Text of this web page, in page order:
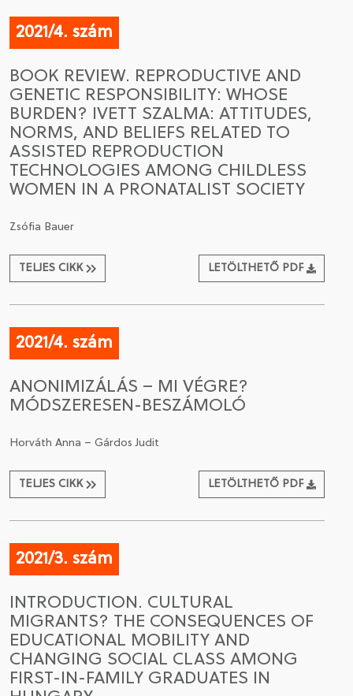
2021/4. szám
BOOK REVIEW. REPRODUCTIVE AND
GENETIC RESPONSIBILITY: WHOSE
BURDEN? IVETT SZALMA: ATTITUDES,
NORMS, AND BELIEFS RELATED TO
ASSISTED REPRODUCTION
TECHNOLOGIES AMONG CHILDLESS
WOMEN IN A PRONATALIST SOCIETY
Zsófia Bauer
TELJES CIKK LETÖLTHETŐ PDF
2021/4. szám
ANONIMIZÁLÁS – MI VÉGRE?
MÓDSZERESEN-BESZÁMOLÓ
Horváth Anna – Gárdos Judit
TELJES CIKK LETÖLTHETŐ PDF
2021/3. szám
INTRODUCTION. CULTURAL
MIGRANTS? THE CONSEQUENCES OF
EDUCATIONAL MOBILITY AND
CHANGING SOCIAL CLASS AMONG
FIRST-IN-FAMILY GRADUATES IN